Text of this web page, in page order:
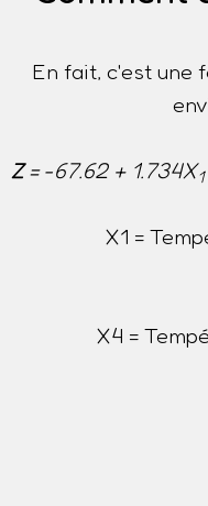
En fait, c'est une
Z= -67.62 + 1.734X1
X1 =
X4 =